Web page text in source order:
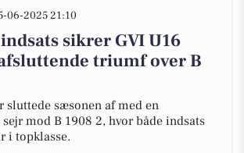
06-2025 21:10
sikrer GVI U16
triumf over B
sluttede sæsonen af med en
mod B 1908 2, hvor både indsats
i topklasse.